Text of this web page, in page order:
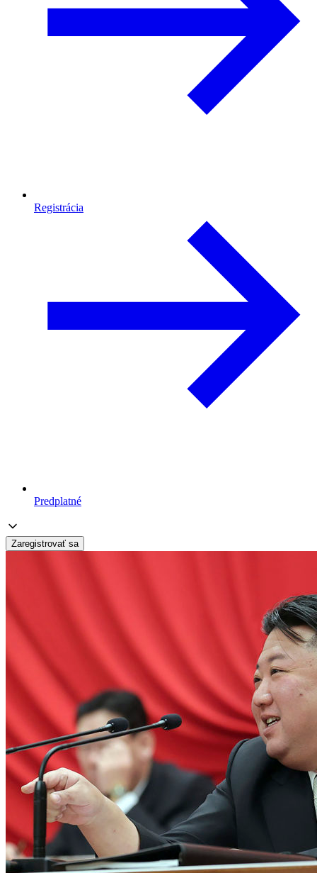
Registrácia
Predplatné
Zaregistrovať sa